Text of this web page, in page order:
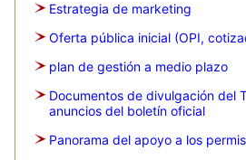
Estrategia de marketing
Oferta pública inicial (OPI,
plan de gestión a medio plazo
Documentos de divulgación del
anuncios del boletín oficial
Panorama del apoyo a los